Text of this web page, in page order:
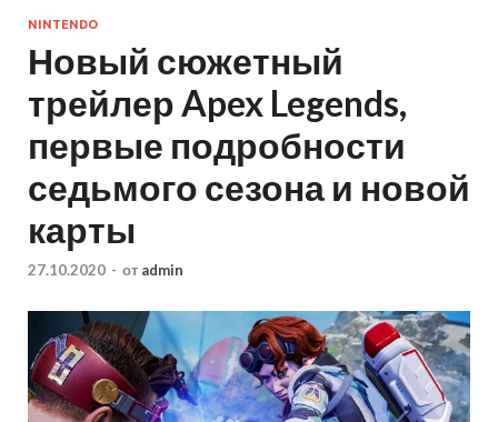
NINTENDO
Новый сюжетный
трейлер Apex Legends,
первые подробности
седьмого сезона и новой
карты
27.10.2020 - от admin